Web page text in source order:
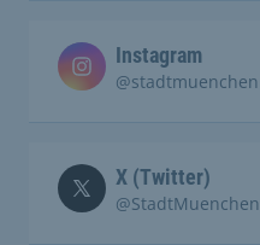
Instagram
@stadtmuenchen
X (Twitter)
@StadtMuenchen